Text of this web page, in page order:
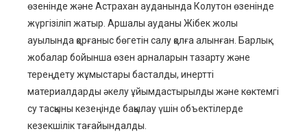
өзенінде және Астрахан ауданында Колутон өзенінде
жүргізіліп жатыр. Аршалы ауданы Жібек жолы
ауылында қорғаныс бөгетін салу қолға алынған. Барлық
жобалар бойынша өзен арналарын тазарту және
тереңдету жұмыстары басталды, инертті
материалдарды әкелу ұйымдастырылды және көктемгі
су тасқыны кезеңінде бақылау үшін объектілерде
кезекшілік тағайындалды.